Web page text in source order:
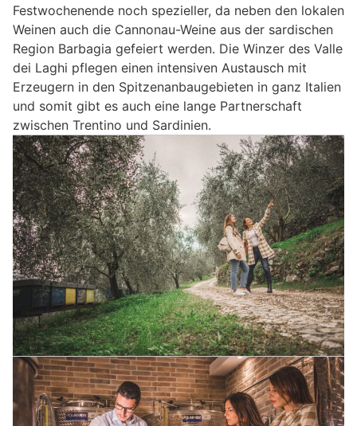
Festwochenende noch spezieller, da neben den lokalen
Weinen auch die Cannonau-Weine aus der sardischen
Region Barbagia gefeiert werden. Die Winzer des Valle
dei Laghi pflegen einen intensiven Austausch mit
Erzeugern in den Spitzenanbaugebieten in ganz Italien
und somit gibt es auch eine lange Partnerschaft
zwischen Trentino und Sardinien.